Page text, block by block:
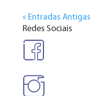
« Entradas Antigas
Redes Sociais